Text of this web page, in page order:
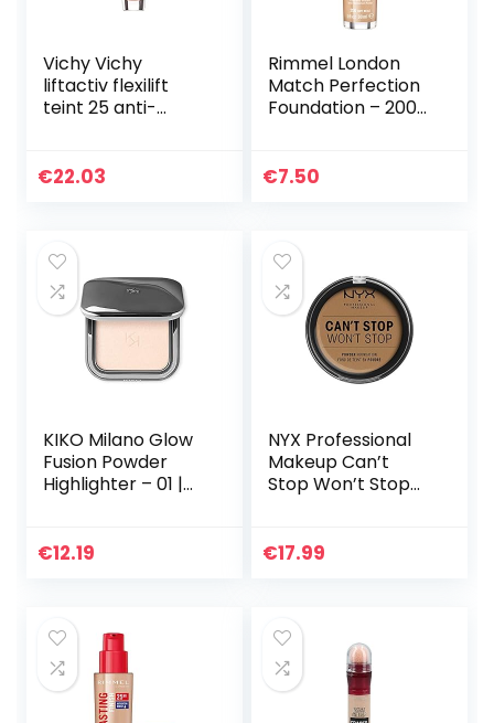
Vichy Vichy
liftactiv flexilift
teint 25 anti-
€22.03
Rimmel London
Match Perfection
Foundation – 200
€7.50
KIKO Milano Glow
Fusion Powder
Highlighter – 01 |
moduleerbaar
€12.19
NYX Professional
Makeup Can’t
Stop Won’t Stop
Foundation, matte
€17.99